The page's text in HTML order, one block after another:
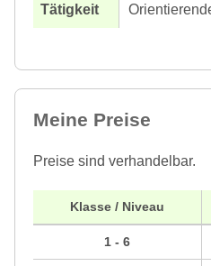
Meine Preise
Preise sind verhandelbar.
Klasse / Niveau
1 - 6